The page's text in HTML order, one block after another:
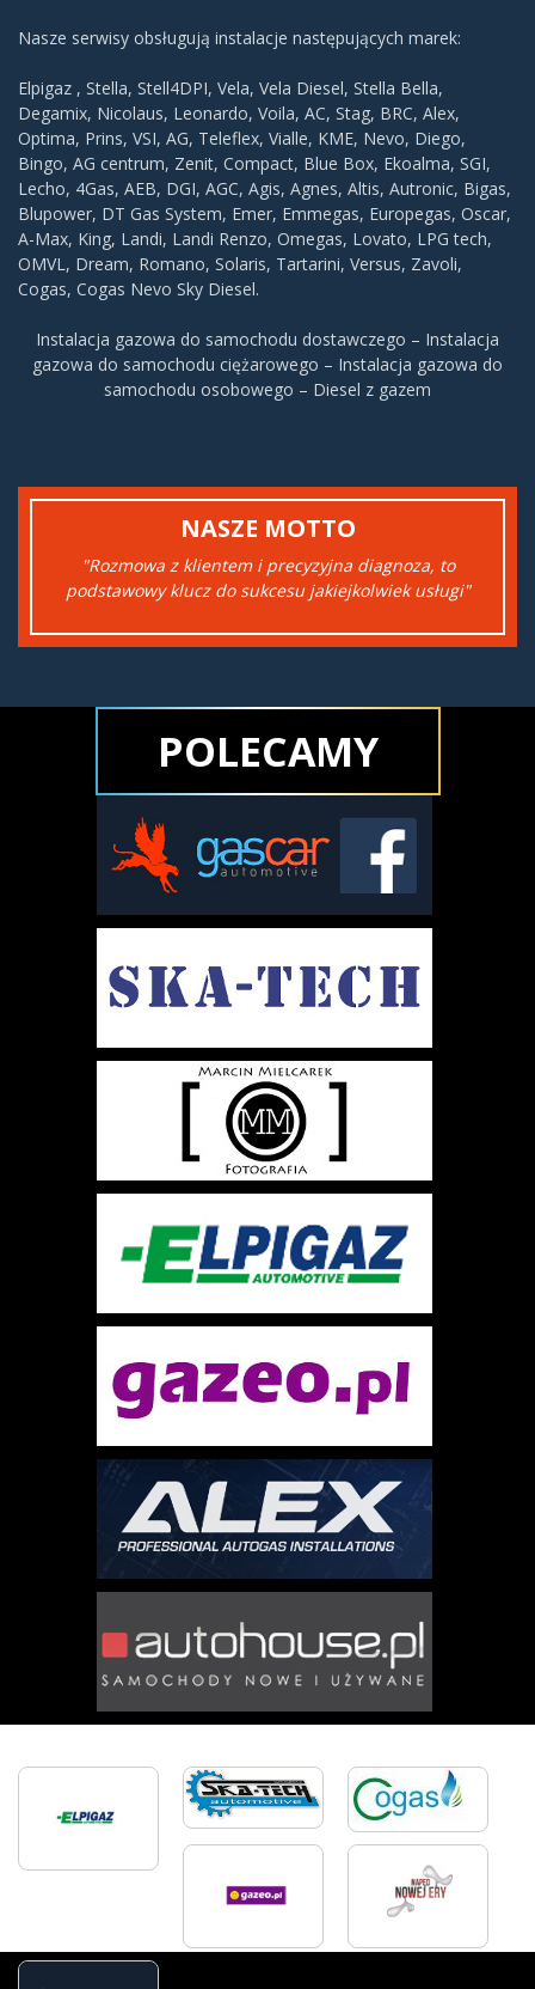
Nasze serwisy obsługują instalacje następujących marek:
Elpigaz , Stella, Stell4DPI, Vela, Vela Diesel, Stella Bella,
Degamix, Nicolaus, Leonardo, Voila, AC, Stag, BRC, Alex,
Optima, Prins, VSI, AG, Teleflex, Vialle, KME, Nevo, Diego,
Bingo, AG centrum, Zenit, Compact, Blue Box, Ekoalma, SGI,
Lecho, 4Gas, AEB, DGI, AGC, Agis, Agnes, Altis, Autronic, Bigas,
Blupower, DT Gas System, Emer, Emmegas, Europegas, Oscar,
A-Max, King, Landi, Landi Renzo, Omegas, Lovato, LPG tech,
OMVL, Dream, Romano, Solaris, Tartarini, Versus, Zavoli,
Cogas, Cogas Nevo Sky Diesel.
Instalacja gazowa do samochodu dostawczego – Instalacja
gazowa do samochodu ciężarowego – Instalacja gazowa do
samochodu osobowego – Diesel z gazem
NASZE MOTTO
"Rozmowa z klientem i precyzyjna diagnoza, to
podstawowy klucz do sukcesu jakiejkolwiek usługi"
POLECAMY